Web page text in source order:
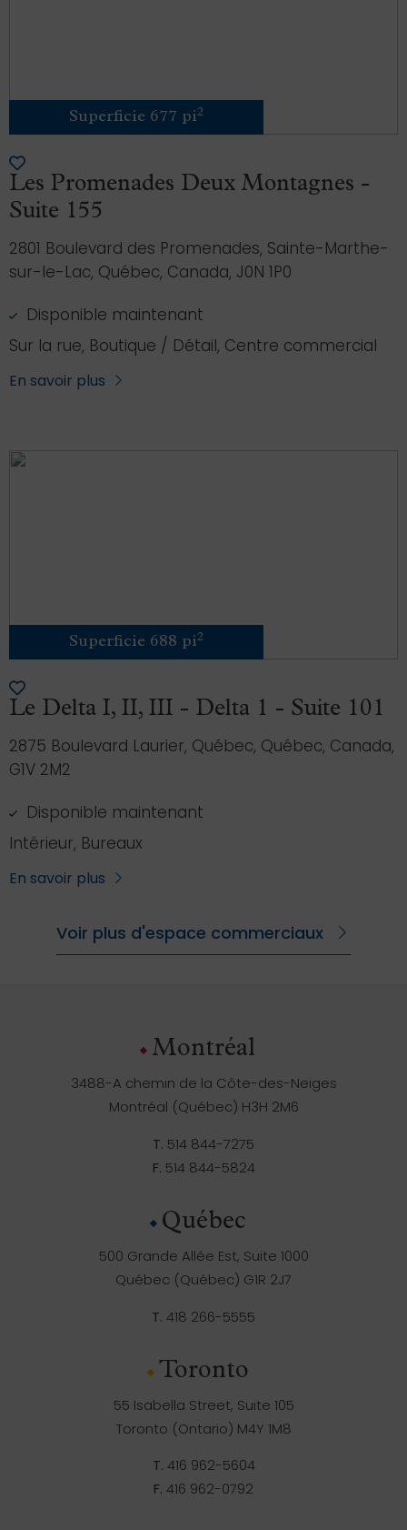
Superficie 677 pi2
Les Promenades Deux Montagnes -
Suite 155
2801 Boulevard des Promenades, Sainte-Marthe-
sur-le-Lac, Québec, Canada, J0N 1P0
Disponible maintenant
Sur la rue, Boutique / Détail, Centre commercial
En savoir plus
Superficie 688 pi2
Le Delta I, II, III - Delta 1 - Suite 101
2875 Boulevard Laurier, Québec, Québec, Canada,
G1V 2M2
Disponible maintenant
Intérieur, Bureaux
En savoir plus
Voir plus d'espace commerciaux
Montréal
3488-A chemin de la Côte-des-Neiges
Montréal (Québec) H3H 2M6
T. 514 844-7275
F. 514 844-5824
Québec
500 Grande Allée Est, Suite 1000
Québec (Québec) G1R 2J7
T. 418 266-5555
Toronto
55 Isabella Street, Suite 105
Toronto (Ontario) M4Y 1M8
T. 416 962-5604
F. 416 962-0792